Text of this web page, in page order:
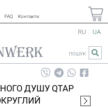
FAQ Контакти
RU UA
ПОШУК
ДУШУ QTAP